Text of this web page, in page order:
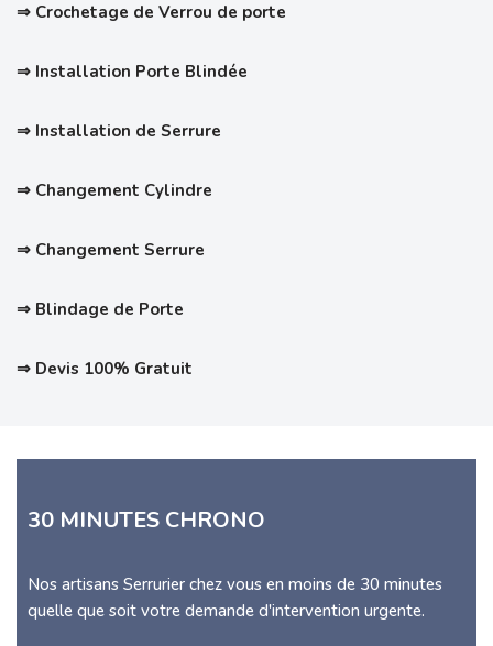
⇒ Crochetage de Verrou de porte
⇒ Installation Porte Blindée
⇒ Installation de Serrure
⇒ Changement Cylindre
⇒ Changement Serrure
⇒ Blindage de Porte
⇒ Devis 100% Gratuit
30 MINUTES CHRONO
Nos artisans Serrurier chez vous en moins de 30 minutes
quelle que soit votre demande d'intervention urgente.